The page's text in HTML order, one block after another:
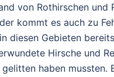
von Rothirschen und
kommt es auch zu
diesen Gebieten
Hirsche und
gelitten haben mussten.